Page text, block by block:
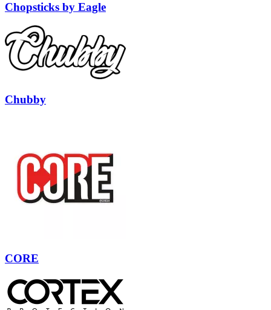
Chopsticks by Eagle
Chubby
CORE